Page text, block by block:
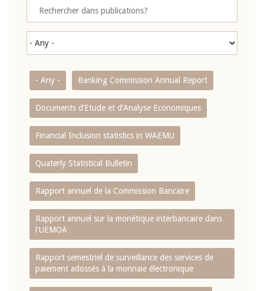
- Any - Banking Commission Annual Report
Documents d’Etude et d’Analyse Economiques
Financial Inclusion statistics in WAEMU
Quaterly Statistical Bulletin
Rapport annuel de la Commission Bancaire
Rapport annuel sur la monétique interbancaire dans
l'UEMOA
Rapport semestriel de surveillance des services de
paiement adossés à la monnaie électronique